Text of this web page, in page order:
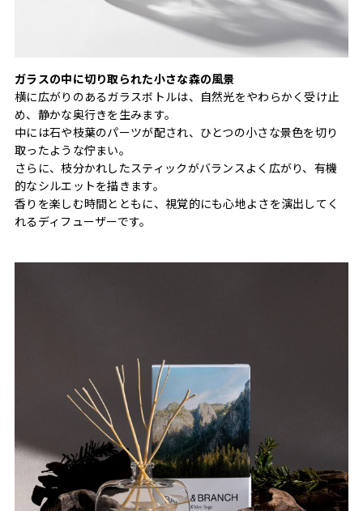
ガラスの中に切り取られた小さな森の風景
横に広がりのあるガラスボトルは、自然光をやわらかく受け止
め、静かな奥行きを生みます。
中には石や枝葉のパーツが配され、ひとつの小さな景色を切り
取ったような佇まい。
さらに、枝分かれしたスティックがバランスよく広がり、有機
的なシルエットを描きます。
香りを楽しむ時間とともに、視覚的にも心地よさを演出してく
れるディフューザーです。